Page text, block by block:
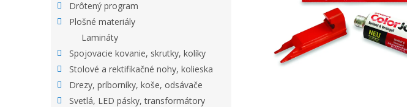
Drôtený program
Plošné materiály
Lamináty
Spojovacie kovanie, skrutky, kolíky
Stolové a rektifikačné nohy, kolieska
Drezy, príborníky, koše, odsávače
Svetlá, LED pásky, transformátory